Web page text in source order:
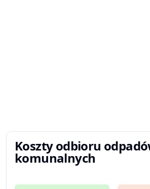
Koszty odbioru
komunalnych